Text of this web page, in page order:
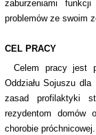
zaburzeniami
problemów ze swoim
CEL PRACY
Celem pracy jest
Oddziału Sojuszu
zasad profilaktyki
rezydentom domów
chorobie próchnicowej.